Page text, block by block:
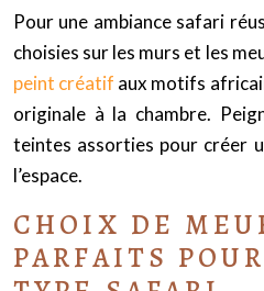
Pour une ambiance safari
choisies sur les murs et les
peint créatif aux motifs
originale à la chambre.
teintes assorties pour créer
l’espace.
CHOIX DE
PARFAITS